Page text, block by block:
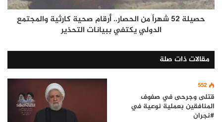
حصيلة 52 شهراً من الحصار.. أرقام صحية كارثية والمجتمع
الدولي يكتفي ببيانات التحذير
مقالات ذات صلة
552
قتلى وجرحى في صفوف
المنافقين بعملية نوعية في
#نجران